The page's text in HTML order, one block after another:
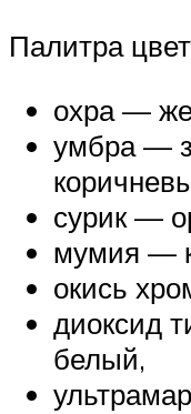
Палитра
охра —
умбра —
сурик —
мумия —
окись
диоксид
белый,